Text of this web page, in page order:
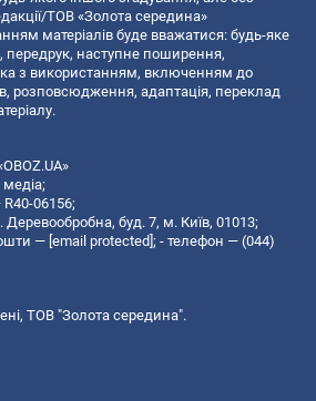
ТОВ «Золота середина»
матеріалів буде вважатися: будь-яке
наступне поширення,
з використанням, включенням до
розповсюдження, адаптація, переклад
06156;
буд. 7, м. Київ, 01013;
— [email protected]; - телефон — (044)
ТОВ "Золота середина".